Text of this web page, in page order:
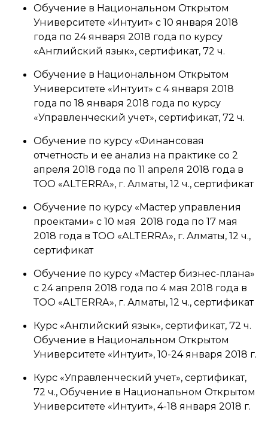
Обучение в Национальном Открытом
Университете «Интуит» с 10 января 2018
года по 24 января 2018 года по курсу
«Английский язык», сертификат, 72 ч.
Обучение в Национальном Открытом
Университете «Интуит» с 4 января 2018
года по 18 января 2018 года по курсу
«Управленческий учет», сертификат, 72 ч.
Обучение по курсу «Финансовая
отчетность и ее анализ на практике со 2
апреля 2018 года по 11 апреля 2018 года в
ТОО «ALTERRA», г. Алматы, 12 ч., сертификат
Обучение по курсу «Мастер управления
проектами» с 10 мая 2018 года по 17 мая
2018 года в ТОО «ALTERRA», г. Алматы, 12 ч.,
сертификат
Обучение по курсу «Мастер бизнес-плана»
с 24 апреля 2018 года по 4 мая 2018 года в
ТОО «ALTERRA», г. Алматы, 12 ч., сертификат
Курс «Английский язык», сертификат, 72 ч.
Обучение в Национальном Открытом
Университете «Интуит», 10-24 января 2018 г.
Курс «Управленческий учет», сертификат,
72 ч., Обучение в Национальном Открытом
Университете «Интуит», 4-18 января 2018 г.